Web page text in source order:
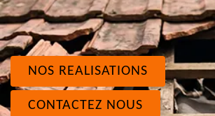
NOS REALISATIONS
CONTACTEZ NOUS